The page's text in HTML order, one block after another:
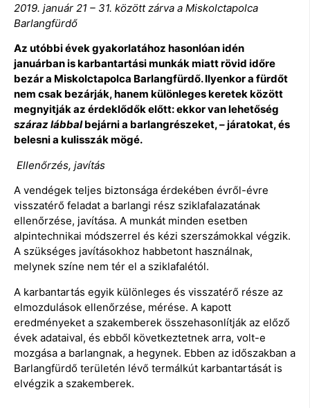
2019. január 21 – 31. között zárva a Miskolctapolca
Barlangfürdő
Az utóbbi évek gyakorlatához hasonlóan idén
januárban is karbantartási munkák miatt rövid időre
bezár a Miskolctapolca Barlangfürdő. Ilyenkor a fürdőt
nem csak bezárják, hanem különleges keretek között
megnyitják az érdeklődők előtt: ekkor van lehetőség
száraz lábbalbejárni a barlangrészeket, – járatokat, és
belesni a kulisszák mögé.
Ellenőrzés, javítás
A vendégek teljes biztonsága érdekében évről-évre
visszatérő feladat a barlangi rész sziklafalazatának
ellenőrzése, javítása. A munkát minden esetben
alpintechnikai módszerrel és kézi szerszámokkal végzik.
A szükséges javításokhoz habbetont használnak,
melynek színe nem tér el a sziklafalétól.
A karbantartás egyik különleges és visszatérő része az
elmozdulások ellenőrzése, mérése. A kapott
eredményeket a szakemberek összehasonlítják az előző
évek adataival, és ebből következtetnek arra, volt-e
mozgása a barlangnak, a hegynek. Ebben az időszakban a
Barlangfürdő területén lévő termálkút karbantartását is
elvégzik a szakemberek.